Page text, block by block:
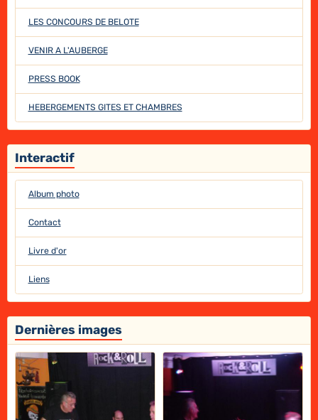
LES CONCOURS DE BELOTE
VENIR A L'AUBERGE
PRESS BOOK
HEBERGEMENTS GITES ET CHAMBRES
Interactif
Album photo
Contact
Livre d'or
Liens
Dernières images